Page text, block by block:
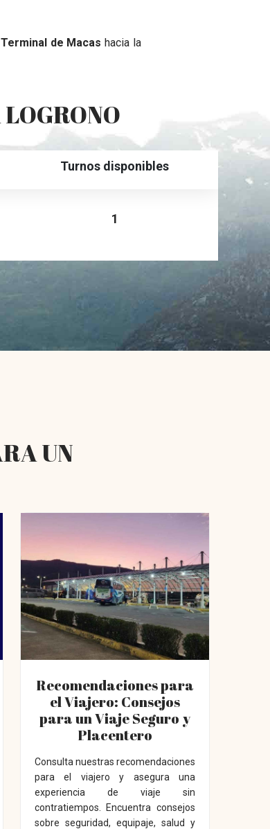
Terminal de Macas hacia la
Turnos disponibles
1
UN
Recomendaciones para
el Viajero: Consejos
para un Viaje Seguro y
Placentero
Consulta nuestras recomendaciones
para el viajero y asegura una
experiencia de viaje sin
contratiempos. Encuentra consejos
sobre seguridad, equipaje, salud y